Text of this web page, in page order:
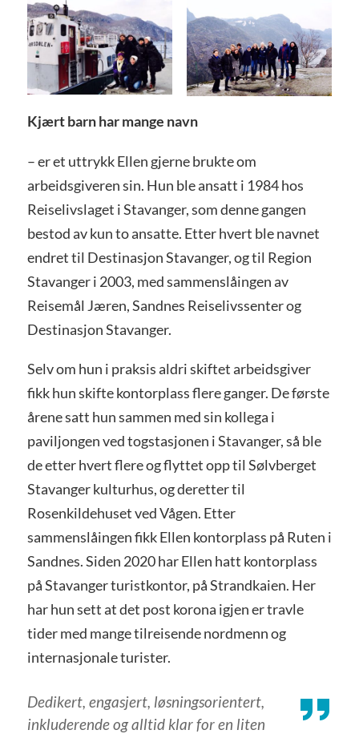
Kjært barn har mange navn
– er et uttrykk Ellen gjerne brukte om
arbeidsgiveren sin. Hun ble ansatt i 1984 hos
Reiselivslaget i Stavanger, som denne gangen
bestod av kun to ansatte. Etter hvert ble navnet
endret til Destinasjon Stavanger, og til Region
Stavanger i 2003, med sammenslåingen av
Reisemål Jæren, Sandnes Reiselivssenter og
Destinasjon Stavanger.
Selv om hun i praksis aldri skiftet arbeidsgiver
fikk hun skifte kontorplass flere ganger. De første
årene satt hun sammen med sin kollega i
paviljongen ved togstasjonen i Stavanger, så ble
de etter hvert flere og flyttet opp til Sølvberget
Stavanger kulturhus, og deretter til
Rosenkildehuset ved Vågen. Etter
sammenslåingen fikk Ellen kontorplass på Ruten i
Sandnes. Siden 2020 har Ellen hatt kontorplass
på Stavanger turistkontor, på Strandkaien. Her
har hun sett at det post korona igjen er travle
tider med mange tilreisende nordmenn og
internasjonale turister.
Dedikert, engasjert, løsningsorientert,
inkluderende og alltid klar for en liten